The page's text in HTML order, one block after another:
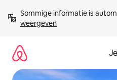
direct
naar
Sommige informatie is
weergeven